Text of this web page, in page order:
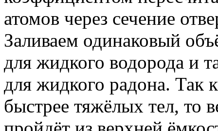
атомов через сечение
Заливаем одинаковый
для жидкого водорода и
для жидкого радона. Так
быстрее тяжёлых тел, то